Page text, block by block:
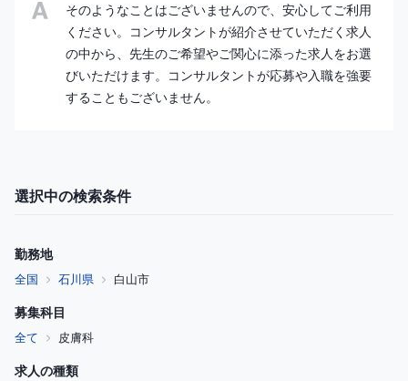
そのようなことはございませんので、安心してご利用
ください。コンサルタントが紹介させていただく求人
の中から、先生のご希望やご関心に添った求人をお選
びいただけます。コンサルタントが応募や入職を強要
することもございません。
選択中の検索条件
勤務地
全国 石川県 白山市
募集科目
全て 皮膚科
求人の種類